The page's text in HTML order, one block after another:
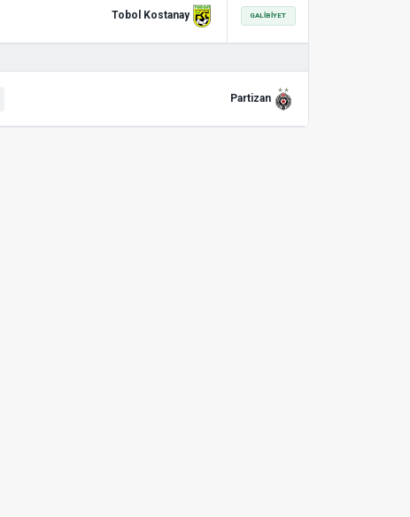
Tobol Kostanay GALIBIYET
Partizan